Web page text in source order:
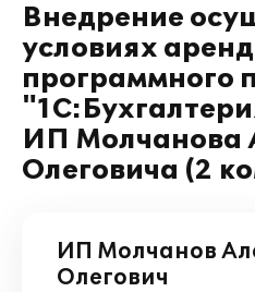
Внедрение
условиях
программного
ИП Молчанова
Олеговича (2
ИП Молчанов
Олегович